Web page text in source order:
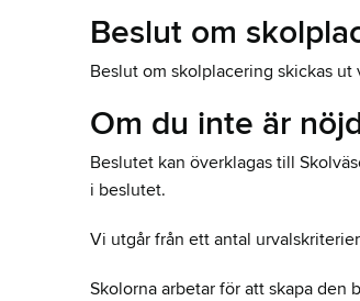
Beslut om
Beslut om skolplacering skickas ut
Om du inte är
Beslutet kan överklagas till
i beslutet.
Vi utgår från ett antal
Skolorna arbetar för att skapa den